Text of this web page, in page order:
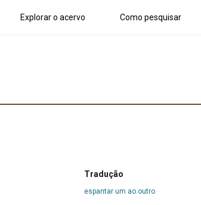
Explorar o acervo Como pesquisar
Tradução
espantar um ao outro